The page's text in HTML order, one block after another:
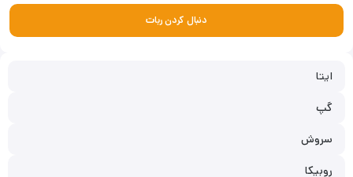
دنبال کردن ربات
ایتا
گپ
سروش
روبیکا